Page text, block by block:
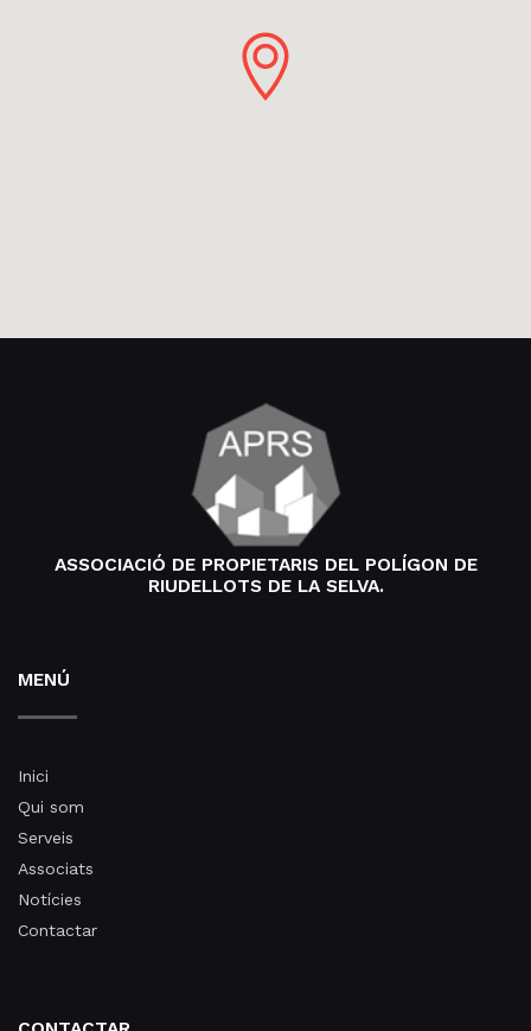
ASSOCIACIÓ DE PROPIETARIS DEL POLÍGON DE
RIUDELLOTS DE LA SELVA.
MENÚ
Inici
Qui som
Serveis
Associats
Notícies
Contactar